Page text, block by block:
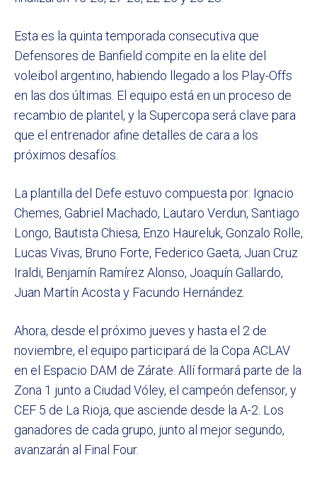
Esta es la quinta temporada consecutiva que
Defensores de Banfield compite en la elite del
voleibol argentino, habiendo llegado a los Play-Offs
en las dos últimas. El equipo está en un proceso de
recambio de plantel, y la Supercopa será clave para
que el entrenador afine detalles de cara a los
próximos desafíos.
La plantilla del Defe estuvo compuesta por: Ignacio
Chemes, Gabriel Machado, Lautaro Verdun, Santiago
Longo, Bautista Chiesa, Enzo Haureluk, Gonzalo Rolle,
Lucas Vivas, Bruno Forte, Federico Gaeta, Juan Cruz
Iraldi, Benjamín Ramírez Alonso, Joaquín Gallardo,
Juan Martín Acosta y Facundo Hernández.
Ahora, desde el próximo jueves y hasta el 2 de
noviembre, el equipo participará de la Copa ACLAV
en el Espacio DAM de Zárate. Allí formará parte de la
Zona 1 junto a Ciudad Vóley, el campeón defensor, y
CEF 5 de La Rioja, que asciende desde la A-2. Los
ganadores de cada grupo, junto al mejor segundo,
avanzarán al Final Four.